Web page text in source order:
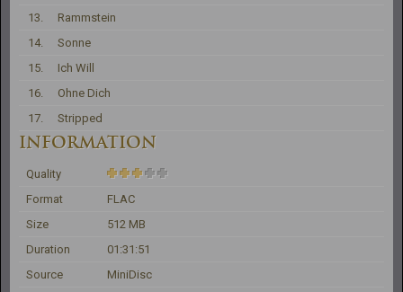
13.
Rammstein
14.
Sonne
15.
Ich Will
16.
Ohne Dich
17.
Stripped
INFORMATION
Quality
Format
FLAC
Size
512 MB
Duration
01:31:51
Source
MiniDisc